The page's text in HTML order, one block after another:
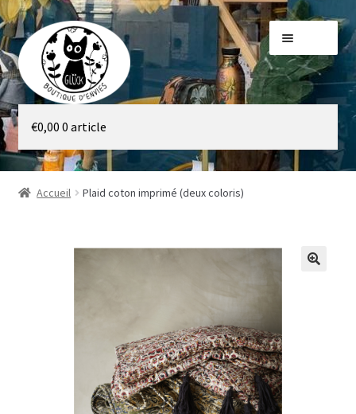
Aller
à
la
navigation
Aller
au
contenu
Galerie
Boutique
€0,00 0 article
Accueil Plaid coton imprimé (deux coloris)